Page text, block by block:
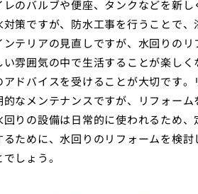
のバルブや便座、タンクなどを新
策ですが、防水工事を行うことで
テリアの見直しですが、水回りの
雰囲気の中で生活することが楽しく
ドバイスを受けることが大切です
なメンテナンスですが、リフォー
りの設備は日常的に使われるため
ために、水回りのリフォームを検
しょう。